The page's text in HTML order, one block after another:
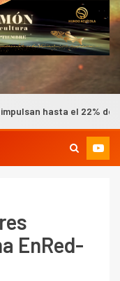
22% del PIB nacional
EnRed-